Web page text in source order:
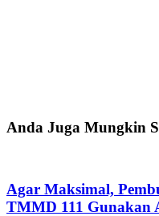
Anda Juga Mungkin
Agar Maksimal,
TMMD 111 Gunakan